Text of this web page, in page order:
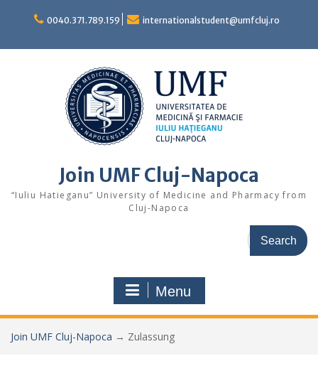
0040.371.789.159 internationalstudent@umfcluj.ro
Join UMF Cluj-Napoca
“Iuliu Hatieganu” University of Medicine and Pharmacy from
Cluj-Napoca
Search
for:
Menu
Join UMF Cluj-Napoca → Zulassung